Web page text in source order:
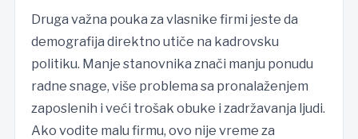
Druga važna pouka za vlasnike firmi jeste da
demografija direktno utiče na kadrovsku
politiku. Manje stanovnika znači manju ponudu
radne snage, više problema sa pronalaženjem
zaposlenih i veći trošak obuke i zadržavanja ljudi.
Ako vodite malu firmu, ovo nije vreme za